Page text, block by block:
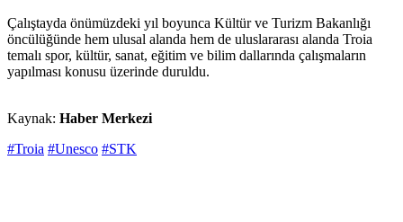
Çalıştayda önümüzdeki yıl boyunca Kültür ve Turizm Bakanlığı
öncülüğünde hem ulusal alanda hem de uluslararası alanda Troia
temalı spor, kültür, sanat, eğitim ve bilim dallarında çalışmaların
yapılması konusu üzerinde duruldu.
Kaynak: Haber Merkezi
#Troia #Unesco #STK